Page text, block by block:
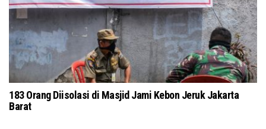
Salat Jumat di Masjid Pusdai Bandung Terapkan Protokol
Kesehatan